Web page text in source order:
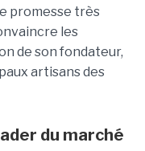
promesse très
les
de son fondateur,
artisans des
du marché